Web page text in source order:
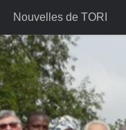
Nouvelles de TORI